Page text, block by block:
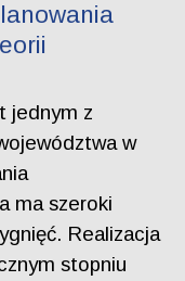
jednym z
w
ma szeroki
Realizacja
stopniu